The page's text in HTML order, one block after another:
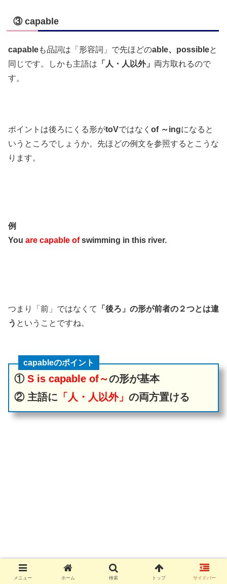
③ capable
capableも品詞は「形容詞」で先ほどのable、possibleと
同じです。しかも主語は 「人・人以外」 両方取れるので
す。
ポイントは後ろにくる形がtoVではなく of ～ingになると
いうところでしょうか。先ほどの例文を参照するとこうな
ります。
例
You are capable ofswimming in this river.
つまり「前」ではなくて
「後ろ」の形が前者の２つとは違
う ということですね。
capableのポイント
① S is capable of～の形が基本
② 主語に 「人・人以外」 の両方置ける
メニュー ホーム 検索 トップ サイドバー